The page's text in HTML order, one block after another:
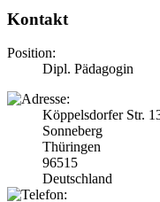
Kontakt
Position:
Dipl. Pädagogin
Köppelsdorfer Str.
Sonneberg
Thüringen
96515
Deutschland